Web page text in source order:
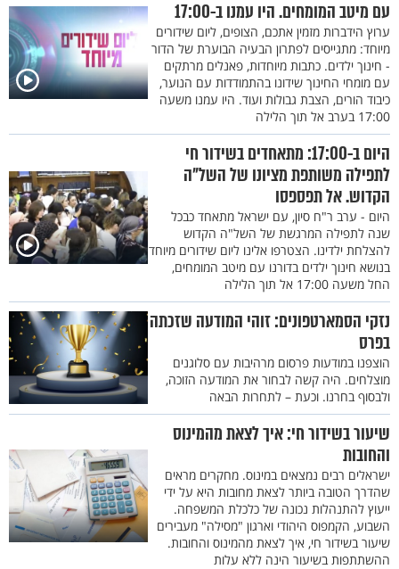
עם מיטב המומחים. היו עמנו ב-17:00
ערוץ הידברות מזמין אתכם, הצופים, ליום שידורים
מיוחד: מתגייסים לפתרון הבעיה הבוערת של הדור
- חינוך ילדים. כתבות מיוחדות, פאנלים מרתקים
עם מומחי החינוך שידונו בהתמודדות עם הנוער,
כיבוד הורים, הצבת גבולות ועוד. היו עמנו משעה
17:00 בערב אל תוך הלילה
היום ב-17:00: מתאחדים בשידור חי
לתפילה משותפת מציונו של השל"ה
הקדוש. אל תפספסו
היום - ערב ר"ח סיון, עם ישראל מתאחד כבכל
שנה לתפילה המרגשת של השל"ה הקדוש
להצלחת ילדינו. הצטרפו אלינו ליום שידורים מיוחד
בנושא חינוך ילדים בדורנו עם מיטב המומחים,
החל משעה 17:00 אל תוך הלילה
נזקי הסמארטפונים: זוהי המודעה שזכתה
בפרס
הוצפנו במודעות פרסום מרהיבות עם סלוגנים
מוצלחים. היה קשה לבחור את המודעה הזוכה,
ולבסוף בחרנו. וכעת – לתחרות הבאה
שיעור בשידור חי: איך לצאת מהמינוס
והחובות
ישראלים רבים נמצאים במינוס. מחקרים מראים
שהדרך הטובה ביותר לצאת מחובות היא על ידי
ייעוץ להתנהלות נכונה של כלכלת המשפחה.
השבוע, הקמפוס היהודי וארגון "מסילה" מעבירים
שיעור בשידור חי, איך לצאת מהמינוס והחובות.
ההשתתפות בשיעור הינה ללא עלות